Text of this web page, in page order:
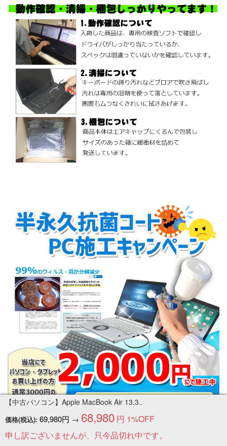
申し訳ございませんが、只今品切れ中です。
【中古パソコン】Apple MacBook Air 13.3..
価格(税込): 69,980円 → 68,980 円 1%OFF
申し訳ございませんが、只今品切れ中です。